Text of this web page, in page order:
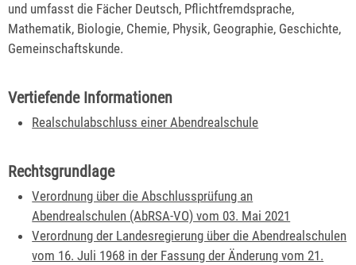
und umfasst die Fächer Deutsch, Pflichtfremdsprache,
Mathematik, Biologie, Chemie, Physik, Geographie, Geschichte,
Gemeinschaftskunde.
Vertiefende Informationen
Realschulabschluss einer Abendrealschule
Rechtsgrundlage
Verordnung über die Abschlussprüfung an
Abendrealschulen (AbRSA-VO) vom 03. Mai 2021
Verordnung der Landesregierung über die Abendrealschulen
vom 16. Juli 1968 in der Fassung der Änderung vom 21.